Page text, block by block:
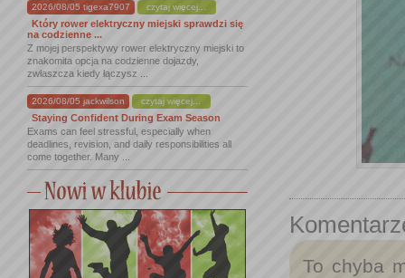
2026/08/05 tigexa7907 czytaj więcej...
Który rower elektryczny miejski sprawdzi się
na codzienne ...
Z mojej perspektywy rower elektryczny miejski to
znakomita opcja na codzienne dojazdy,
zwłaszcza kiedy łączysz ...
2026/08/05 jackwilson czytaj więcej...
Staying Confident During Exam Season
Exams can feel stressful, especially when
deadlines, revision, and daily responsibilities all
come together. Many ...
To chyba